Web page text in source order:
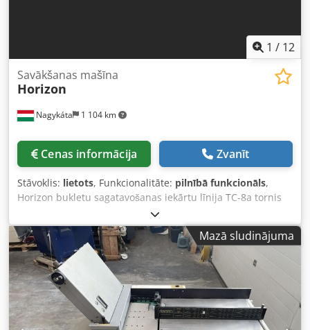
1 / 12
Nagykáta 1 104 km
Savākšanas mašīna
Horizon
Cenas informācija Zvanīt
Stāvoklis: lietots, Funkcionalitāte: pilnībā funkcionāls,
Horizon bukletu sagatavošanas iekārtu līnija TC-8a tornis
TC-8b tornis SPF-20 skavošanas un locīšanas modulis FC-20
apgriešanas modulis Dcodpfx Asvgvyujbmjk Papīra izmērs:
no A5 līdz B3
Mazā sludinājuma